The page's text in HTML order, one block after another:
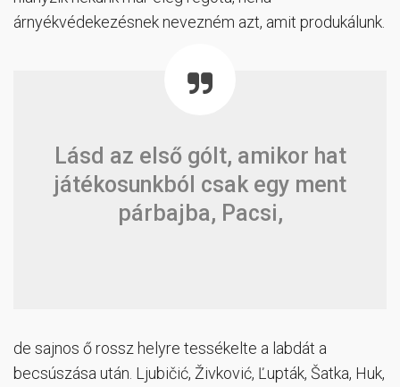
árnyékvédekezésnek nevezném azt, amit produkálunk.
Lásd az első gólt, amikor hat
játékosunkból csak egy ment
párbajba, Pacsi,
de sajnos ő rossz helyre tessékelte a labdát a
becsúszása után. Ljubičić, Živković, Ľupták, Šatka, Huk,